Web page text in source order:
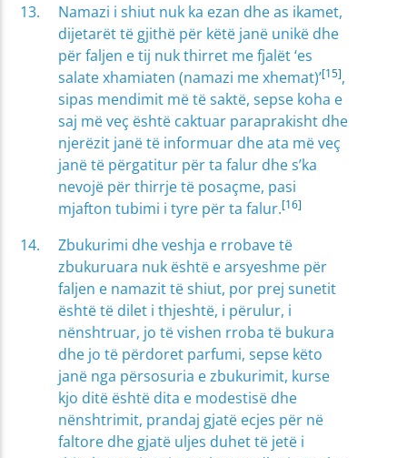
Namazi i shiut nuk ka ezan dhe as ikamet,
dijetarët të gjithë për këtë janë unikë dhe
për faljen e tij nuk thirret me fjalët ‘es
salate xhamiaten (namazi me xhemat)’[15],
sipas mendimit më të saktë, sepse koha e
saj më veç është caktuar paraprakisht dhe
njerëzit janë të informuar dhe ata më veç
janë të përgatitur për ta falur dhe s’ka
nevojë për thirrje të posaçme, pasi
mjafton tubimi i tyre për ta falur.[16]
Zbukurimi dhe veshja e rrobave të
zbukuruara nuk është e arsyeshme për
faljen e namazit të shiut, por prej sunetit
është të dilet i thjeshtë, i përulur, i
nënshtruar, jo të vishen rroba të bukura
dhe jo të përdoret parfumi, sepse këto
janë nga përsosuria e zbukurimit, kurse
kjo ditë është dita e modestisë dhe
nënshtrimit, prandaj gjatë ecjes për në
faltore dhe gjatë uljes duhet të jetë i